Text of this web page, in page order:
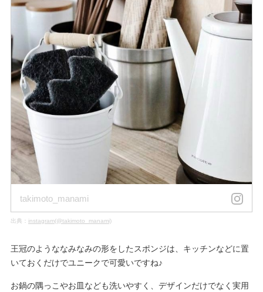
takimoto_manami
出典： instagram(@takimoto_manami)
王冠のようななみなみの形をしたスポンジは、キッチンなどに置
いておくだけでユニークで可愛いですね♪
お鍋の隅っこやお皿なども洗いやすく、デザインだけでなく実用